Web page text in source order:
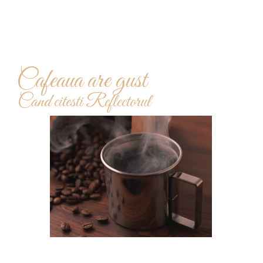
Cafeaua are gust
Cand citesti Reflectorul